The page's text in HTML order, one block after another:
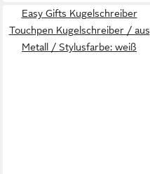
Easy Gifts Kugelschreiber
Touchpen Kugelschreiber / aus
Metall / Stylusfarbe: weiß